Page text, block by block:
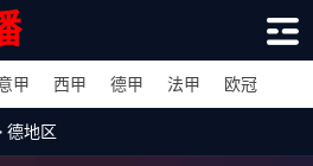
甲 西甲 德甲 法甲 欧冠
德地区